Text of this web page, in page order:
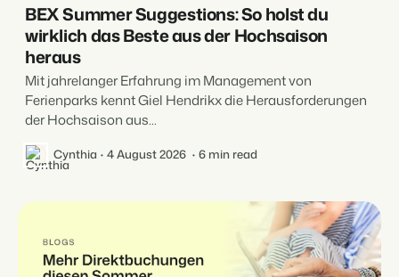
BEX Summer Suggestions: So holst du
wirklich das Beste aus der Hochsaison
heraus
Mit jahrelanger Erfahrung im Management von
Ferienparks kennt Giel Hendrikx die Herausforderungen
der Hochsaison aus...
Cynthia 4 August 2026 6 min read